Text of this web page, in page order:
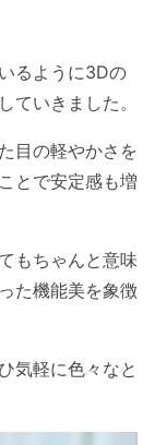
るように3Dの
ていきました。
目の軽やかさを
とで安定感も増
もちゃんと意味
た機能美を象徴
気軽に色々なと